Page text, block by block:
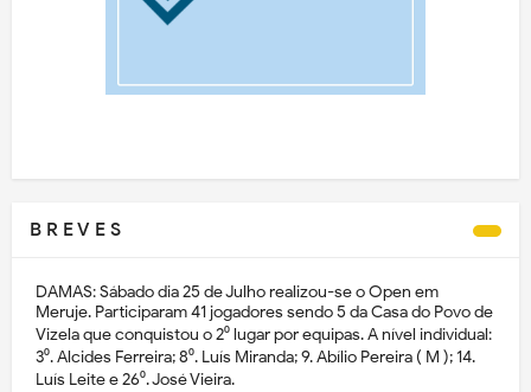
B R E V E S
DAMAS: Sábado dia 25 de Julho realizou-se o Open em
Meruje. Participaram 41 jogadores sendo 5 da Casa do Povo de
Vizela que conquistou o 2⁰ lugar por equipas. A nível individual:
3⁰. Alcides Ferreira; 8⁰. Luís Miranda; 9. Abílio Pereira ( M ); 14.
Luís Leite e 26⁰. José Vieira.